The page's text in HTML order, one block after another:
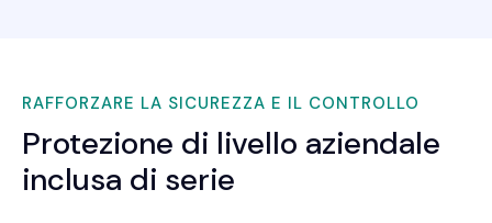
RAFFORZARE LA SICUREZZA E IL CONTROLLO
Protezione di livello aziendale
inclusa di serie